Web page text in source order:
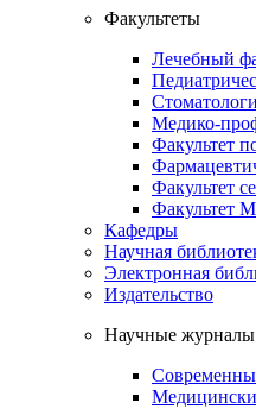
Факультеты
Лечебный
Медико-
Факультет
Факультет
Факультет
Кафедры
Научная
Электронная
Издательство
Научные журналы